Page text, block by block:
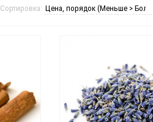
Сортировка: